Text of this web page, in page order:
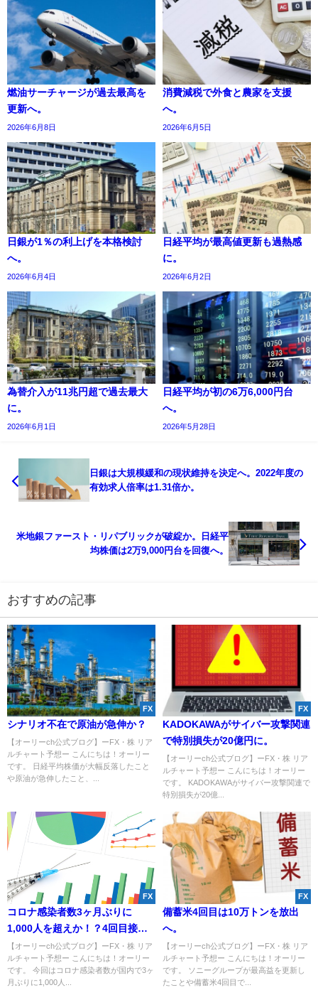
燃油サーチャージが過去最高を
更新へ。
2026年6月8日
消費減税で外食と農家を支援
へ。
2026年6月5日
日銀が1％の利上げを本格検討
へ。
2026年6月4日
日経平均が最高値更新も過熱感
に。
2026年6月2日
為替介入が11兆円超で過去最大
に。
2026年6月1日
日経平均が初の6万6,000円台
へ。
2026年5月28日
日銀は大規模緩和の現状維持を決定へ。2022年度の
有効求人倍率は1.31倍か。
米地銀ファースト・リパブリックが破綻か。日経平
均株価は2万9,000円台を回復へ。
おすすめの記事
FX
シナリオ不在で原油が急伸か？
【オーリーch公式ブログ】ーFX・株 リア
ルチャート予想ー こんにちは！オーリー
です。 日経平均株価が大幅反落したこと
や原油が急伸したこと、...
FX
KADOKAWAがサイバー攻撃関連
で特別損失が20億円に。
【オーリーch公式ブログ】ーFX・株 リア
ルチャート予想ー こんにちは！オーリー
です。 KADOKAWAがサイバー攻撃関連で
特別損失が20億...
FX
コロナ感染者数3ヶ月ぶりに
1,000人を超えか！？4回目接種
も開始へ！
【オーリーch公式ブログ】ーFX・株 リア
ルチャート予想ー こんにちは！オーリー
です。 今回はコロナ感染者数が国内で3ヶ
月ぶりに1,000人...
FX
備蓄米4回目は10万トンを放出
へ。
【オーリーch公式ブログ】ーFX・株 リア
ルチャート予想ー こんにちは！オーリー
です。 ソニーグループが最高益を更新し
たことや備蓄米4回目で...